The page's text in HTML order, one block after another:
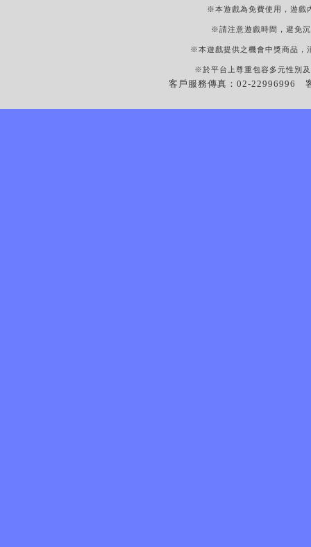
※本遊戲為免費使用，遊戲
※請注意遊戲時間，避免
※本遊戲提供之機會中獎商品，
※於平台上尊重包容多元性別
客戶服務傳真：02-22996996